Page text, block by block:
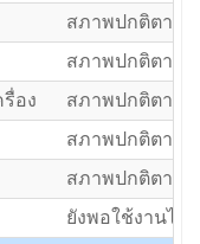
สภาพปกติตาม
สภาพปกติตาม
อง
สภาพปกติตาม
สภาพปกติตาม
สภาพปกติตาม
ยังพอใช้งานได้